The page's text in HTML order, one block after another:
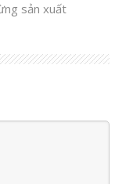
sản xuất